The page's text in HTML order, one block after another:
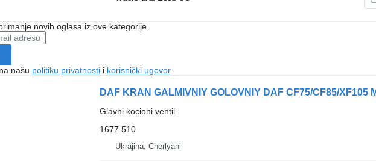
novih oglasa iz ove kategorije
našu politiku privatnostii korisnički ugovor.
Glavni kocioni ventil
1677 510
Ukrajina, Cherlyani